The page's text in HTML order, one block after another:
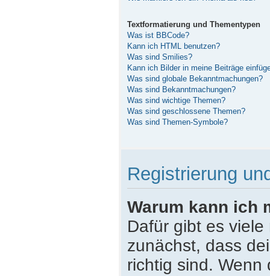
Textformatierung und Thementypen
Was ist BBCode?
Kann ich HTML benutzen?
Was sind Smilies?
Kann ich Bilder in meine Beiträge
Was sind globale Bekanntmachungen?
Was sind Bekanntmachungen?
Was sind wichtige Themen?
Was sind geschlossene Themen?
Was sind Themen-Symbole?
Registrierung
Warum kann ich
Dafür gibt es
zunächst, dass
richtig sind. Wenn